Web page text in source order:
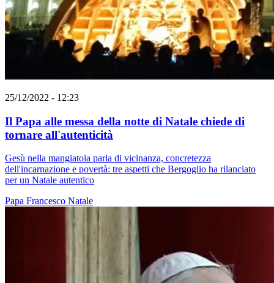
25/12/2022 - 12:23
Il Papa alle messa della notte di Natale chiede di
tornare all'autenticità
Gesù nella mangiatoia parla di vicinanza, concretezza
dell'incarnazione e povertà: tre aspetti che Bergoglio ha rilanciato
per un Natale autentico
Papa Francesco Natale